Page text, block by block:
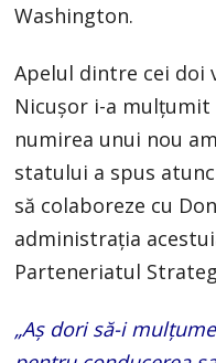
Washington.
Apelul dintre cei doi
Nicuşor i-a
numirea unui nou
statului a spus
să colaboreze cu
administraţia
Parteneriatul
„Aş dori să-i